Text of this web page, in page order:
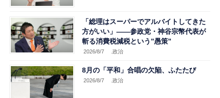
「総理はスーパーでアルバイトしてきた
方がいい」――参政党・神谷宗幣代表が
斬る消費税減税という”愚策”
2026/8/7 .政治
8月の「平和」合唱の欠陥、ふたたび
2026/8/7 .政治